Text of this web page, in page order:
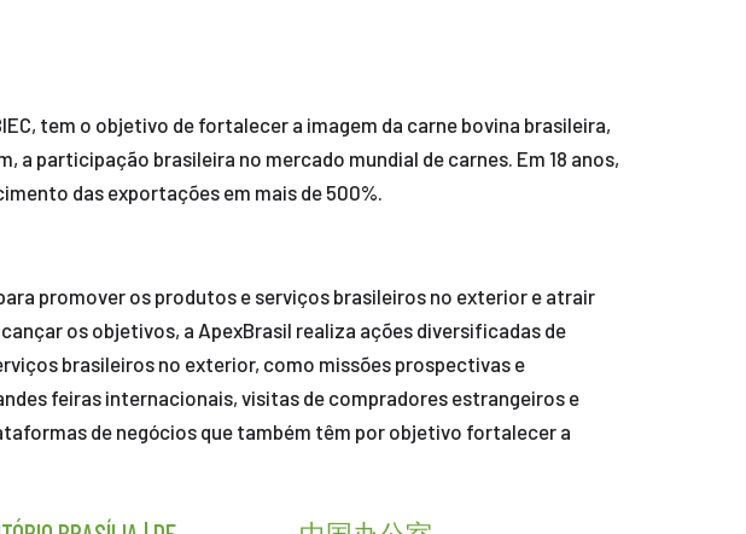
tem o objetivo de fortalecer a imagem da carne bovina brasileira,
a participação brasileira no mercado mundial de carnes. Em 18 anos,
das exportações em mais de 500%.
promover os produtos e serviços brasileiros no exterior e atrair
os objetivos, a ApexBrasil realiza ações diversificadas de
brasileiros no exterior, como missões prospectivas e
feiras internacionais, visitas de compradores estrangeiros e
de negócios que também têm por objetivo fortalecer a